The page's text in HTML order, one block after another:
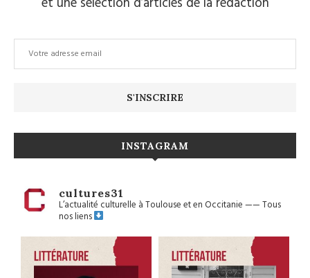
INSTAGRAM
cultures31
L’actualité culturelle à Toulouse et en Occitanie——Tous
nos liens